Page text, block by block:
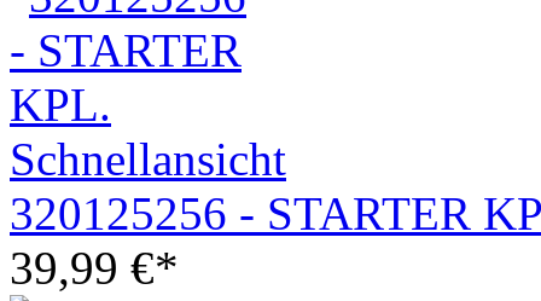
Schnellansicht
320125256 - STARTER
39,99 €*